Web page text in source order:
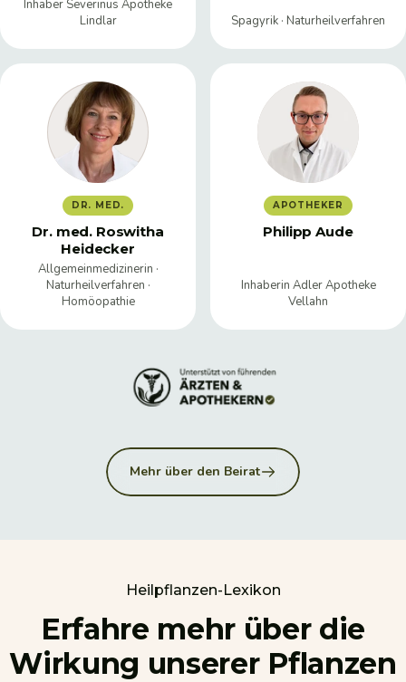
Inhaber Severinus Apotheke
Lindlar
Spagyrik · Naturheilverfahren
DR. MED.
Dr. med. Roswitha
Heidecker
Allgemeinmedizinerin ·
Naturheilverfahren ·
Homöopathie
APOTHEKER
Philipp Aude
Inhaberin Adler Apotheke
Vellahn
Mehr über den Beirat
Heilpflanzen-Lexikon
Erfahre mehr über die
Wirkung unserer Pflanzen